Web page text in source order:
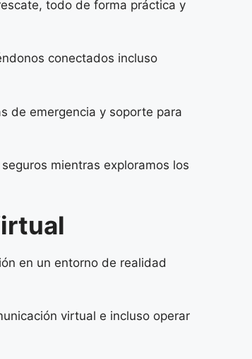
todo de forma práctica y
conectados incluso
de emergencia y soporte para
mientras exploramos los
en un entorno de realidad
virtual e incluso operar